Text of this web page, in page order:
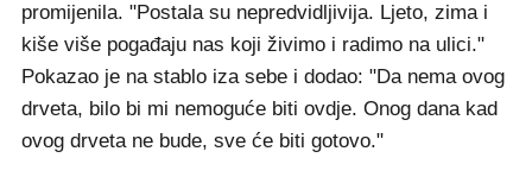
promijenila. "Postala su nepredvidljivija. Ljeto, zima i
kiše više pogađaju nas koji živimo i radimo na ulici."
Pokazao je na stablo iza sebe i dodao: "Da nema ovog
drveta, bilo bi mi nemoguće biti ovdje. Onog dana kad
ovog drveta ne bude, sve će biti gotovo."